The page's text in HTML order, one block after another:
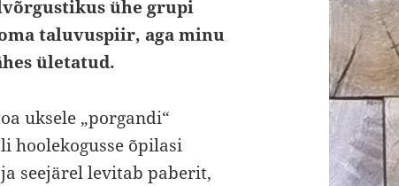
ühe grupi
taluvuspiir, aga minu
ületatud.
uksele „porgandi“
hoolekogusse õpilasi
seejärel levitab paberit,